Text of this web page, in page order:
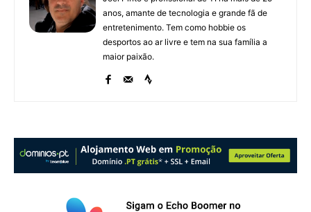
anos, amante de tecnologia e grande fã de
entretenimento. Tem como hobbie os
desportos ao ar livre e tem na sua família a
maior paixão.